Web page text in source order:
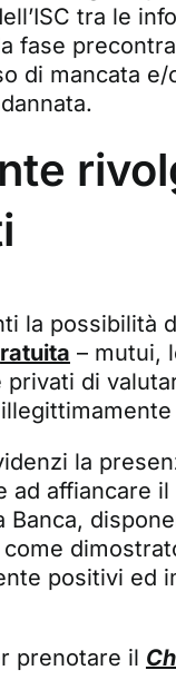
tra le
fase
di mancata e/
la possibilità
– mutui,
di
la
ad affiancare
positivi ed
prenotare il